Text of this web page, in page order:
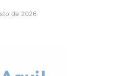
de 2026